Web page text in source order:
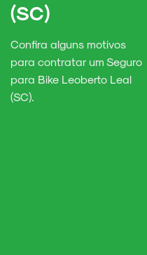
(SC)
Confira alguns motivos
para contratar um Seguro
para Bike Leoberto Leal
(SC).